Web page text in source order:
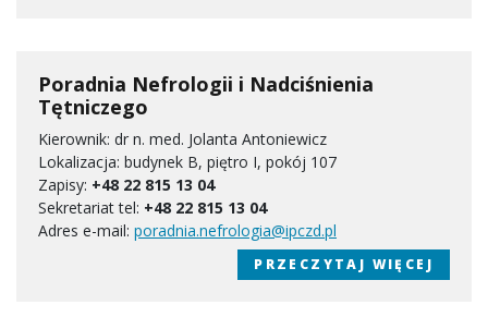
Poradnia Nefrologii i Nadciśnienia
Tętniczego
Kierownik: dr n. med. Jolanta Antoniewicz
Lokalizacja: budynek B, piętro I, pokój 107
Zapisy: +48 22 815 13 04
Sekretariat tel: +48 22 815 13 04
Adres e-mail: poradnia.nefrologia@ipczd.pl
PRZECZYTAJ WIĘCEJ